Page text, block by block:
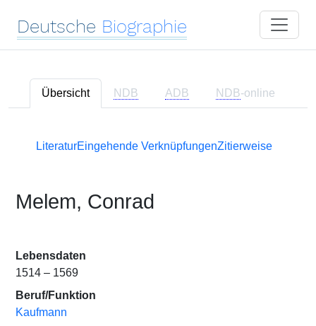
Deutsche Biographie
Übersicht NDB ADB NDB-online
LiteraturEingehende VerknüpfungenZitierweise
Melem, Conrad
Lebensdaten
1514 – 1569
Beruf/Funktion
Kaufmann